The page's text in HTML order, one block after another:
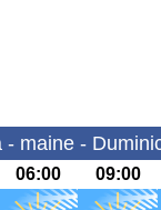
- maine -
06:00 09:00